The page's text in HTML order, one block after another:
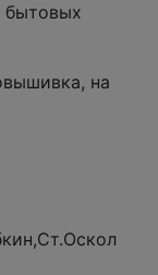
бытовых
на